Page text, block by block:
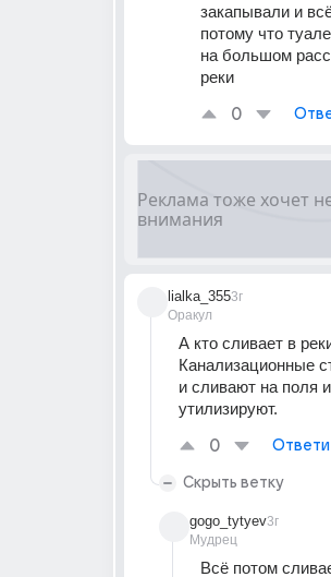
закапывали и
потому что
на большом
реки
0
lialka_355
Оракул
3г
А кто сливает в
Канализационные
и сливают на поля
утилизируют.
0
Скрыть ветку
gogo_tytyev
Мудрец
3г
Всё потом